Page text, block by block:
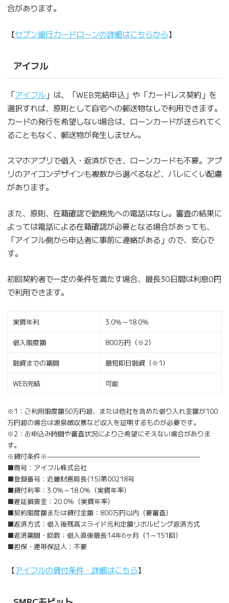
合があります。
【セブン銀行カードローンの詳細はこちらから】
アイフル
「アイフル」は、「WEB完結申込」や「カードレス契約」を
選択すれば、原則として自宅への郵送物なしで利用できます。
カードの発行を希望しない場合は、ローンカードが送られてく
ることもなく、郵送物が発生しません。
スマホアプリで借入・返済ができ、ローンカードも不要。アプ
リのアイコンデザインも複数から選べるなど、バレにくい配慮
があります。
また、原則、在籍確認で勤務先への電話はなし。審査の結果に
よっては電話による在籍確認が必要となる場合があっても、
「アイフル側から申込者に事前に連絡がある」ので、安心で
す。
初回契約者で一定の条件を満たす場合、最長30日間は利息0円
で利用できます。
実質年利 3.0％～18.0％
借入限度額 800万円（※2）
融資までの期間 最短即日融資（※1）
WEB完結 可能
※1：ご利用限度額50万円超、または他社を含めた借り入れ金額が100
万円超の場合は源泉徴収票など収入を証明するものが必要です。
※2：お申込み時間や審査状況によりご希望にそえない場合がありま
す。
※貸付条件※———————————————————————
■商号：アイフル株式会社
■登録番号：近畿財務局長(15)第00218号
■貸付利率：3.0％～18.0％（実質年率）
■遅延損害金：20.0％（実質年率）
■契約限度額または貸付金額：800万円以内（要審査）
■返済方式：借入後残高スライド元利定額リボルビング返済方式
■返済期間・回数：借入直後最長14年6ヶ月（1～151回）
■担保・連帯保証人：不要
【アイフルの貸付条件・詳細はこちら】